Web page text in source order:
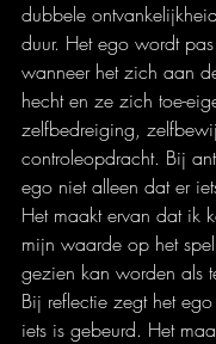
dubbele
duur. Het ego wordt
wanneer het zich aan
hecht en ze zich toe-
zelfbedreiging,
controleopdracht. Bij
ego niet alleen dat er
Het maakt ervan dat ik
mijn waarde op het
gezien kan worden als
Bij reflectie zegt het
iets is gebeurd. Het